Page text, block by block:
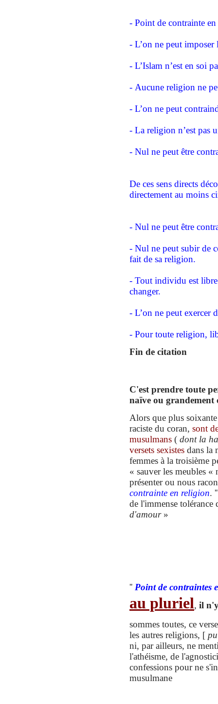
- Point de contrainte
- L’on ne peut imposer
- L’Islam n’est en soi
- Aucune religion ne
- L’on ne peut
- La religion n’est pas
- Nul ne peut être
De ces sens directs
directement au moins
- Nul ne peut être
- Nul ne peut subir de
fait de sa religion.
- Tout individu est
changer.
- L’on ne peut exercer
- Pour toute religion,
Fin de citation
C'est prendre toute
naïve ou grandement
Alors que plus
raciste du coran, sont
musulmans ( dont la
versets sexistes dans la
femmes à la troisième
« sauver les meubles
présenter ou nous
contrainte en religion.
de l'immense tolérance
d'amour»
'' Point de contraintes
au pluriel, il
sommes toutes, ce
les autres religions, [
ni, par ailleurs, ne
l'athéisme, de l'agnosti
confessions pour ne s
musulmane